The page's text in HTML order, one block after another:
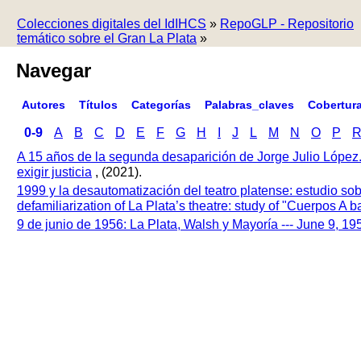
Colecciones digitales del IdIHCS » RepoGLP - Repositorio
temático sobre el Gran La Plata »
Navegar
Autores Títulos Categorías Palabras_claves
0-9 A B C D E F G H J L M N O P
R
A 15 años de la segunda desaparición de Jorge Julio
exigir justicia , (2021).
1999 y la desautomatización del teatro platense: estudio
defamiliarization of La Plata’s theatre: study of "Cuerpos A
9 de junio de 1956: La Plata, Walsh y Mayoría --- June 9,